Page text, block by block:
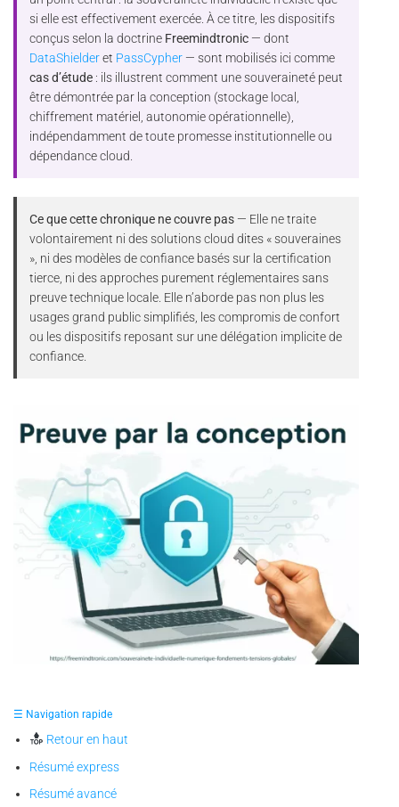
si elle est effectivement exercée. À ce titre, les dispositifs
conçus selon la doctrine Freemindtronic — dont
DataShielderet PassCypher — sont mobilisés ici comme
cas d’étude : ils illustrent comment une souveraineté peut
être démontrée par la conception (stockage local,
chiffrement matériel, autonomie opérationnelle),
indépendamment de toute promesse institutionnelle ou
dépendance cloud.
Ce que cette chronique ne couvre pas — Elle ne traite
volontairement ni des solutions cloud dites « souveraines
», ni des modèles de confiance basés sur la certification
tierce, ni des approches purement réglementaires sans
preuve technique locale. Elle n’aborde pas non plus les
usages grand public simplifiés, les compromis de confort
ou les dispositifs reposant sur une délégation implicite de
confiance.
cadenas incarnent la preuve par la conception et la liberté
prouvée par la maîtrise de ses secrets.
☰ Navigation rapide
Retour en haut
Résumé express
Résumé avancé